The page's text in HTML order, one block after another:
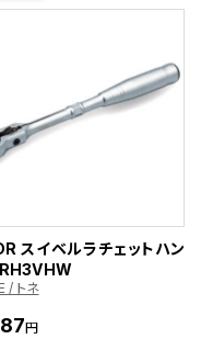
スイベルラチェットハン
RH3VHW
/ トネ
円